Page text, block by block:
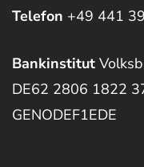
Telefon +49 441
Bankinstitut
DE62 2806 1822
GENODEF1EDE